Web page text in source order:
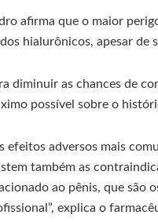
afirma que o maior
hialurônicos, apesar de
diminuir as chances de
possível sobre o
efeitos adversos mais
também as
ao pênis, que são
explica o